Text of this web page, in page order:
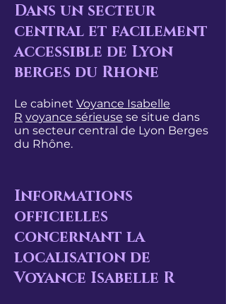
Dans un secteur
central et facilement
accessible de Lyon
berges du Rhone
Le cabinet Voyance Isabelle
R voyance sérieuse se situe dans
un secteur central de Lyon Berges
du Rhône.
Informations
officielles
concernant la
localisation de
Voyance Isabelle R